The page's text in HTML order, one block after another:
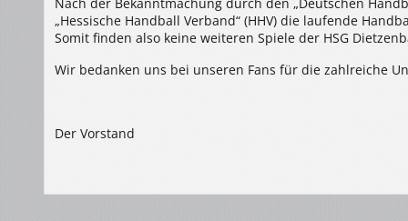
„Hessische Handball Verband“ (HHV) die laufende
Somit finden also keine weiteren Spiele der HSG
Wir bedanken uns bei unseren Fans für die zahlreiche
Der Vorstand